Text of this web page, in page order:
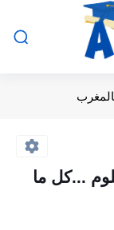
...كل ما